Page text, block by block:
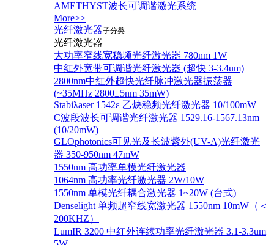
AMETHYST波长可调谐激光系统
More>>
光纤激光器子分类
光纤激光器
大功率窄线宽稳频光纤激光器 780nm 1W
中红外宽带可调谐光纤激光器 (超快 3-3.4um)
2800nm中红外超快光纤脉冲激光器振荡器
(~35MHz 2800±5nm 35mW)
Stabiλaser 1542ε 乙炔稳频光纤激光器 10/100mW
C波段波长可调谐光纤激光器 1529.16-1567.13nm
(10/20mW)
GLOphotonics可见光及长波紫外(UV-A)光纤激光
器 350-950nm 47mW
1550nm 高功率单模光纤激光器
1064nm 高功率光纤激光器 2W/10W
1550nm 单模光纤耦合激光器 1~20W (台式)
Denselight 单频超窄线宽激光器 1550nm 10mW（＜
200KHZ）
LumIR 3200 中红外连续功率光纤激光器 3.1-3.3um